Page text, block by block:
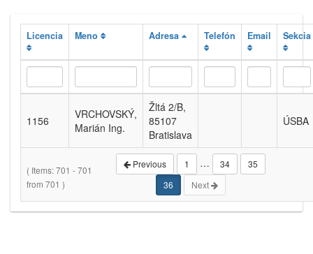
Licencia Meno Adresa Telefón Email Sekcia
1156
VRCHOVSKÝ,
Marián Ing.
Žltá 2/B,
85107
Bratislava
ÚSBA
( Items: 701 - 701
from 701 )
Previous 1 … 34
35
36
Next